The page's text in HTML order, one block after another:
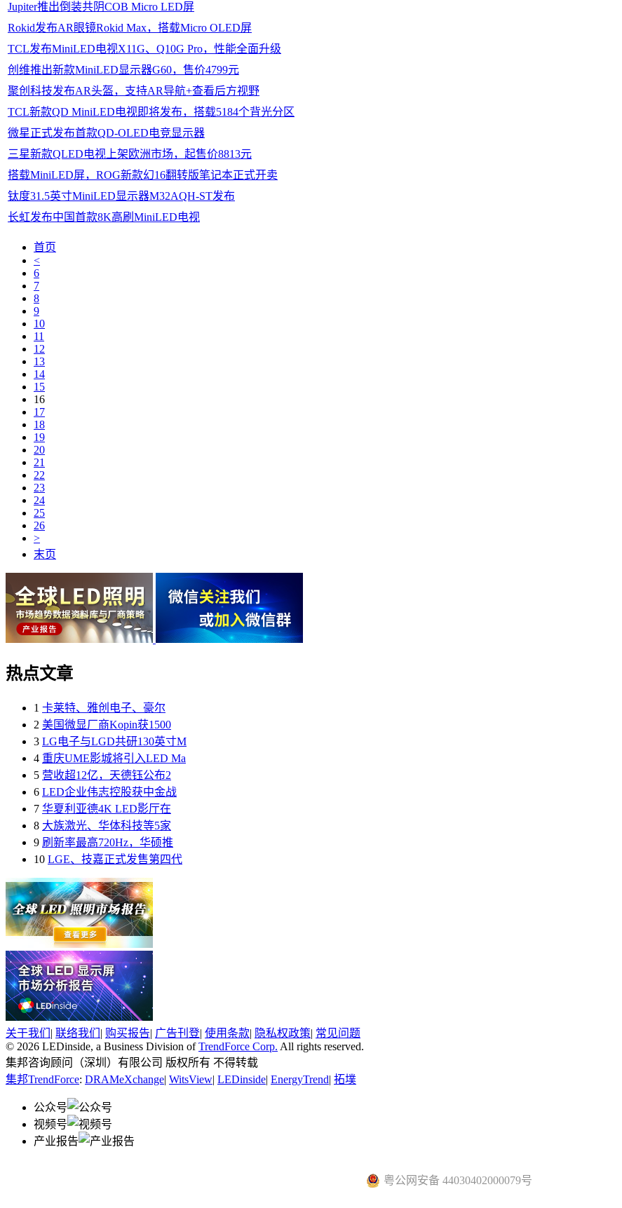
Jupiter推出倒装共阴COB Micro LED屏
Rokid发布AR眼镜Rokid Max，搭载Micro OLED屏
TCL发布MiniLED电视X11G、Q10G Pro，性能全面升级
创维推出新款MiniLED显示器G60，售价4799元
聚创科技发布AR头盔，支持AR导航+查看后方视野
TCL新款QD MiniLED电视即将发布，搭载5184个背光分区
微星正式发布首款QD-OLED电竞显示器
三星新款QLED电视上架欧洲市场，起售价8813元
搭载MiniLED屏，ROG新款幻16翻转版笔记本正式开卖
钛度31.5英寸MiniLED显示器M32AQH-ST发布
长虹发布中国首款8K高刷MiniLED电视
首页
<
6
7
8
9
10
11
12
13
14
15
16
17
18
19
20
21
22
23
24
25
26
>
末页
热点文章
1 卡莱特、雅创电子、豪尔
2 美国微显厂商Kopin获1500
3 LG电子与LGD共研130英寸M
4 重庆UME影城将引入LED Ma
5 营收超12亿，天德钰公布2
6 LED企业伟志控股获中金战
7 华夏利亚德4K LED影厅在
8 大族激光、华体科技等5家
9 刷新率最高720Hz，华硕推
10 LGE、技嘉正式发售第四代
关于我们 | 联络我们 | 购买报告| 广告刊登| 使用条款| 隐私权政策| 常见问题
© 2026 LEDinside, a Business Division ofTrendForce Corp. All rights reserved.
集邦咨询顾问（深圳）有限公司 版权所有 不得转载
集邦TrendForce: DRAMeXchange| WitsView| LEDinside| EnergyTrend| 拓墣
公众号
视频号
产业报告
粤公网安备 44030402000079号